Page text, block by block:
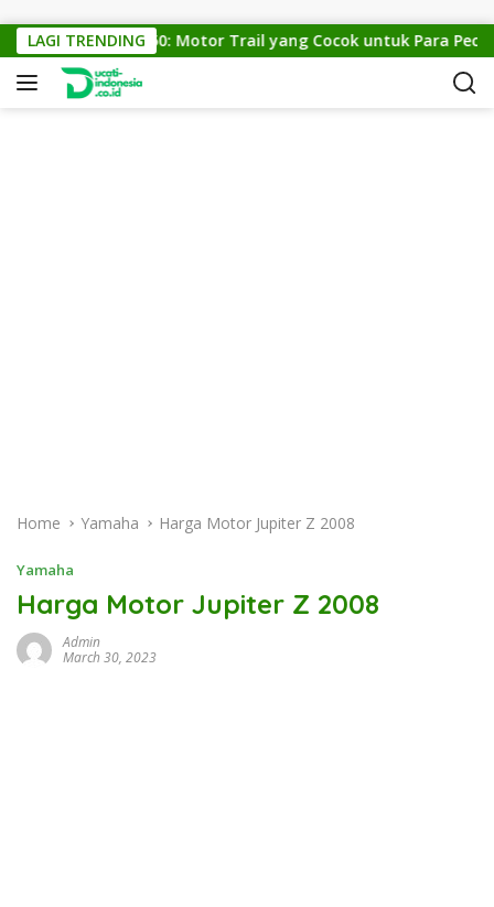
LAGI TRENDING
KTM Cross 150: Motor Trail yang Cocok untuk Para
Home Yamaha Harga Motor Jupiter Z 2008
Yamaha
Harga Motor Jupiter Z 2008
Admin
March 30, 2023